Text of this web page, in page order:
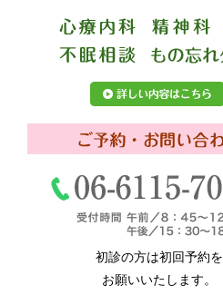
初診の方は初回予約を
お願いいたします。